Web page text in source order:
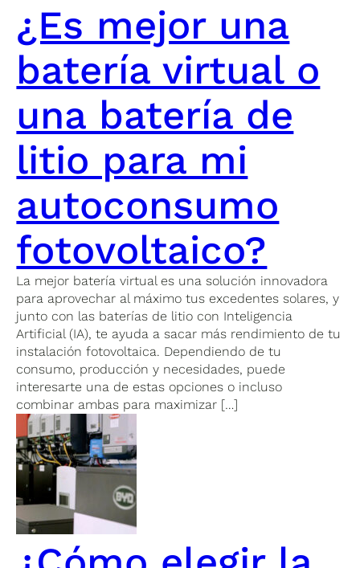
¿Es mejor una
batería virtual o
una batería de
litio para mi
autoconsumo
fotovoltaico?
La mejor batería virtual es una solución innovadora
para aprovechar al máximo tus excedentes solares, y
junto con las baterías de litio con Inteligencia
Artificial (IA), te ayuda a sacar más rendimiento de tu
instalación fotovoltaica. Dependiendo de tu
consumo, producción y necesidades, puede
interesarte una de estas opciones o incluso
combinar ambas para maximizar […]